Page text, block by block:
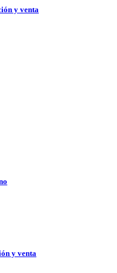
y venta
y venta